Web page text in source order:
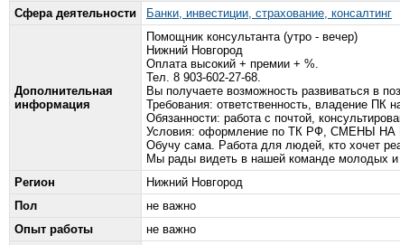
Сфера деятельности Банки, инвестиции, страхование, консалтинг
Дополнительная
информация
Помощник консультанта (утро - вечер)
Нижний Новгород
Оплата высокий + премии + %.
Тел. 8 903-602-27-68.
Вы получаете возможность развиваться в
Требования: ответственность, владение ПК
Обязанности: работа с почтой,
Условия: оформление по ТК РФ, СМЕНЫ НА
Обучу сама. Работа для людей, кто хочет
Мы рады видеть в нашей команде молодых
Регион
Нижний Новгород
Пол
не важно
Опыт работы
не важно